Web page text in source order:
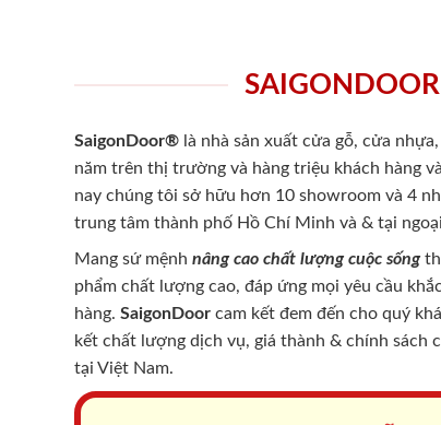
SaigonDoor® là nhà sản xuất cửa gỗ, cửa
năm trên thị trường và hàng triệu khách hàng
nay chúng tôi sở hữu hơn 10 showroom và 4
trung tâm thành phố Hồ Chí Minh và & tại
Mang sứ mệnh nâng cao chất lượng cuộc sống
phẩm chất lượng cao, đáp ứng mọi yêu cầu
hàng. SaigonDoor cam kết đem đến cho quý
kết chất lượng dịch vụ, giá thành & chính sách
tại Việt Nam.